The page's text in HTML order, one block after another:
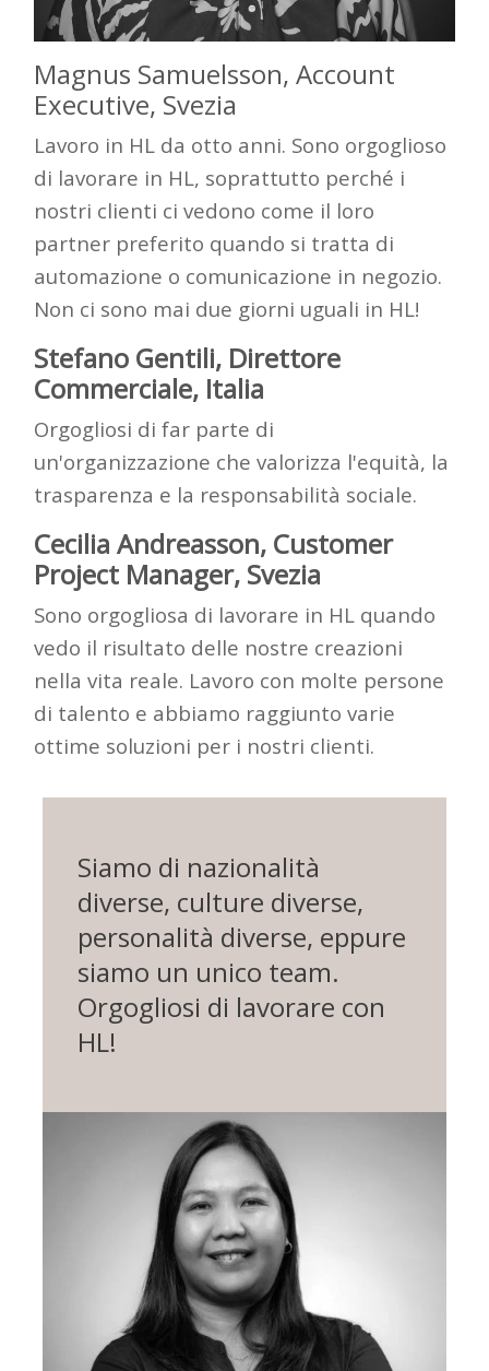
Magnus Samuelsson, Account
Executive, Svezia
Lavoro in HL da otto anni. Sono orgoglioso
di lavorare in HL, soprattutto perché i
nostri clienti ci vedono come il loro
partner preferito quando si tratta di
automazione o comunicazione in negozio.
Non ci sono mai due giorni uguali in HL!
Stefano Gentili, Direttore
Commerciale, Italia
Orgogliosi di far parte di
un'organizzazione che valorizza l'equità, la
trasparenza e la responsabilità sociale.
Cecilia Andreasson, Customer
Project Manager, Svezia
Sono orgogliosa di lavorare in HL quando
vedo il risultato delle nostre creazioni
nella vita reale. Lavoro con molte persone
di talento e abbiamo raggiunto varie
ottime soluzioni per i nostri clienti.
Siamo di nazionalità
diverse, culture diverse,
personalità diverse, eppure
siamo un unico team.
Orgogliosi di lavorare con
HL!